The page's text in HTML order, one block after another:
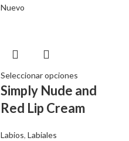
Nuevo
Seleccionar opciones
Simply Nude and
Red Lip Cream
Labios, Labiales